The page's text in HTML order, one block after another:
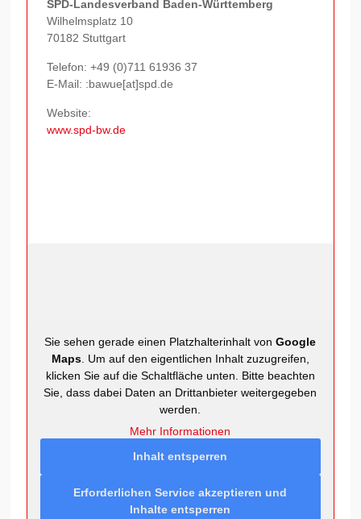
SPD-Landesverband Baden-Württemberg
Wilhelmsplatz 10
70182 Stuttgart
Telefon:+49 (0)711 61936 37
E-Mail: :bawue[at]spd.de
Website:
www.spd-bw.de
Sie sehen gerade einen Platzhalterinhalt vonGoogle
Maps. Um auf den eigentlichen Inhalt zuzugreifen,
klicken Sie auf die Schaltfläche unten. Bitte beachten
Sie, dass dabei Daten an Drittanbieter weitergegeben
werden.
Mehr Informationen
Inhalt entsperren
Erforderlichen Service akzeptieren und
Inhalte entsperren